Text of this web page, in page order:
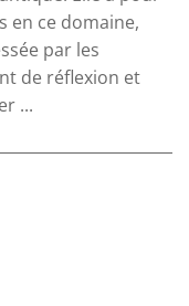
en ce domaine,
par les
de réflexion et
...